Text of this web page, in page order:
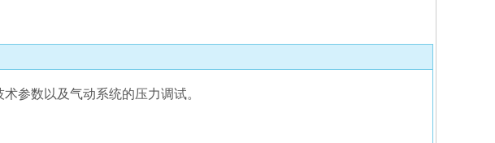
参数以及气动系统的压力调试。